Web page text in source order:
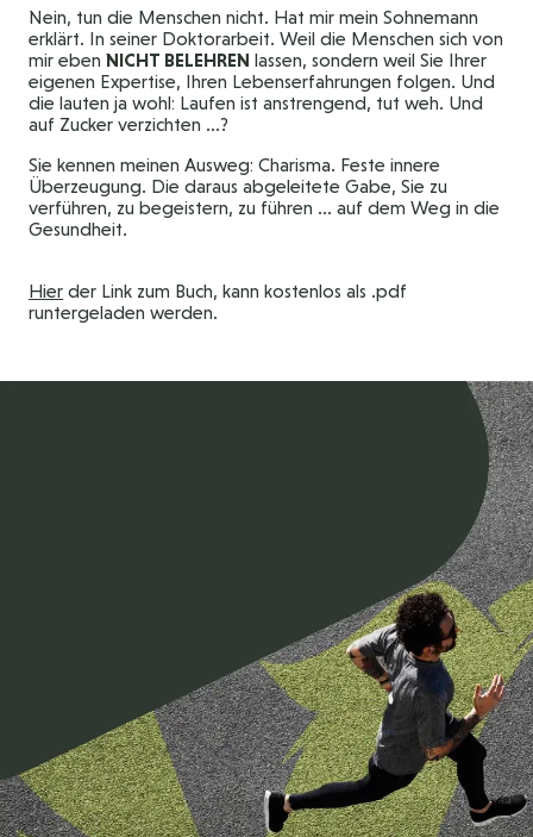
Nein, tun die Menschen nicht. Hat mir mein Sohnemann
erklärt. In seiner Doktorarbeit. Weil die Menschen sich von
mir eben NICHT BELEHREN lassen, sondern weil Sie Ihrer
eigenen Expertise, Ihren Lebenserfahrungen folgen. Und
die lauten ja wohl: Laufen ist anstrengend, tut weh. Und
auf Zucker verzichten …?
Sie kennen meinen Ausweg: Charisma. Feste innere
Überzeugung. Die daraus abgeleitete Gabe, Sie zu
verführen, zu begeistern, zu führen … auf dem Weg in die
Gesundheit.
Hier der Link zum Buch, kann kostenlos als .pdf
runtergeladen werden.